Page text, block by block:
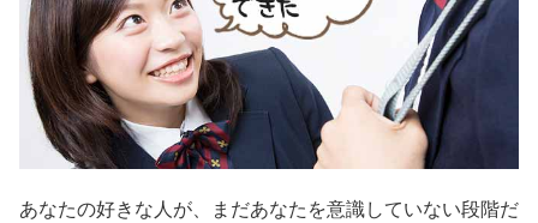
あなたの好きな人が、まだあなたを意識していない段階だ